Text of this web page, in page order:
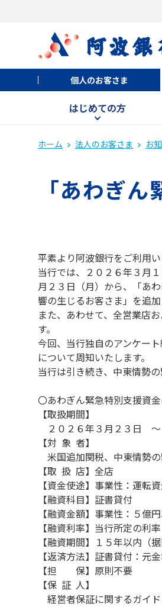
個人のお客さま
はじめての方
ホーム 法人のお客さま お
「あわぎ
平素より阿波銀行をご利用
当行では、２０２６年３月
月２３日（月）から、「あ
響の生じるお客さま」を追加
また、あわせて、全営業店
す。
今回、当行独自のアンケー
について周知いたします。
当行は引き続き、中東情勢
〇あわぎん緊急特別支援資
【取扱期間】
２０２６年３月２３日
【対 象 者】
米国追加関税、中東情勢
【取 扱 店】全店
【資金使途】事業性：運転
【融資科目】証書貸付
【融資金額】事業性：５億
【融資利率】当行所定の利率
【融資期間】１５年以内（
【返済方法】証書貸付：元
【担 保】原則不要
【保 証 人】
経営者保証に関するガイ